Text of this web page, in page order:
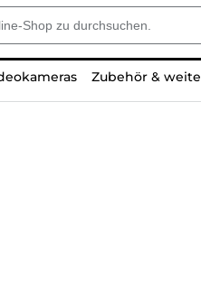
Zubehör &